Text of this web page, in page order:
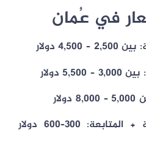
في عُمان
بين2,500 – 4,500 دولار
3,000 – 5,500 دولار
5,000 – 8,000 دولار
المتابعة:
300–600 دولار